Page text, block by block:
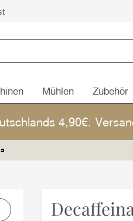
Mühlen Zubehör
4,90€.